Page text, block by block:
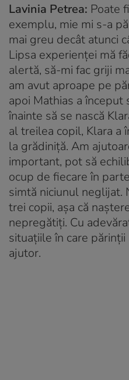
Lavinia Petrea: Poate
exemplu, mie mi s-a
mai greu decât atunci
Lipsa experienței mă
alertă, să-mi fac griji
am avut aproape pe
apoi Mathias a început
înainte să se nască
al treilea copil, Klara a
la grădiniță. Am
important, pot să
ocup de fiecare în
simtă niciunul neglijat.
trei copii, așa că
nepregătiți. Cu
situațiile în care
ajutor.